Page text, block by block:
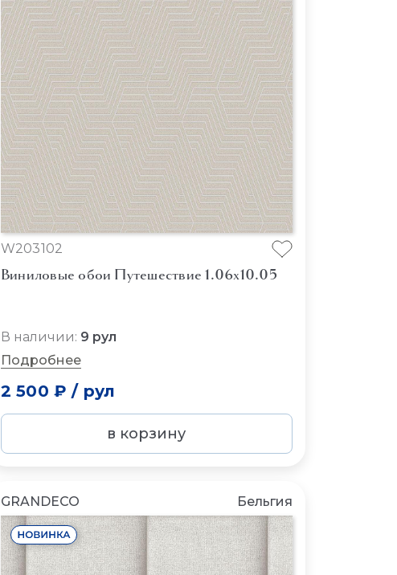
W203102
Виниловые обои Путешествие 1.06x10.05
В наличии: 9 рул
Подробнее
2 500 ₽ / рул
в корзину
GRANDECO Бельгия